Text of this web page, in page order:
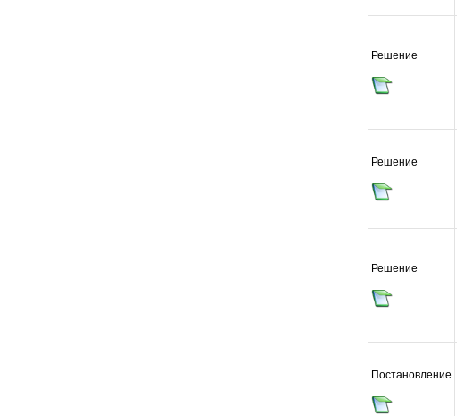
Решение
Решение
Решение
Постановление